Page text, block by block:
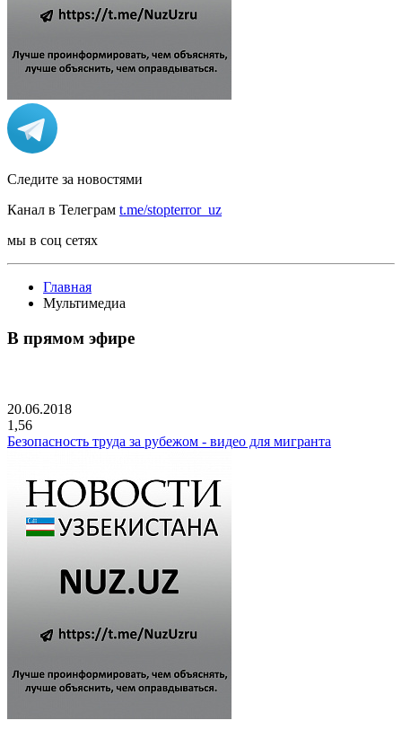
Следите за новостями
Канал в Телеграм t.me/stopterror_uz
мы в соц сетях
Главная
Мультимедиа
В прямом эфире
20.06.2018
1,56
Безопасность труда за рубежом - видео для мигранта